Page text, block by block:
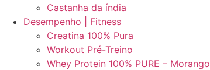
Castanha da índia
Desempenho | Fitness
Creatina 100% Pura
Workout Pré-Treino
Whey Protein 100% PURE – Morango